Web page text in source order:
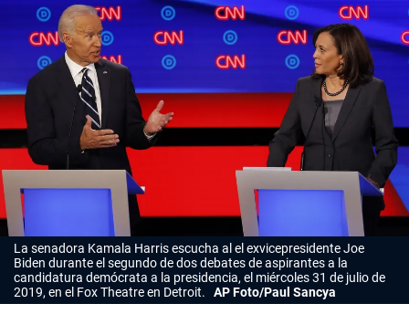
La senadora Kamala Harris escucha al el exvicepresidente Joe
Biden durante el segundo de dos debates de aspirantes a la
candidatura demócrata a la presidencia, el miércoles 31 de julio de
2019, en el Fox Theatre en Detroit. AP Foto/Paul Sancya